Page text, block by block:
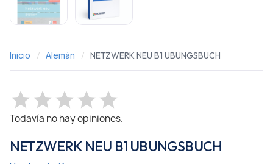
Inicio Alemán NETZWERK NEU B1 UBUNGSBUCH
Todavía no hay opiniones.
NETZWERK NEU B1 UBUNGSBUCH